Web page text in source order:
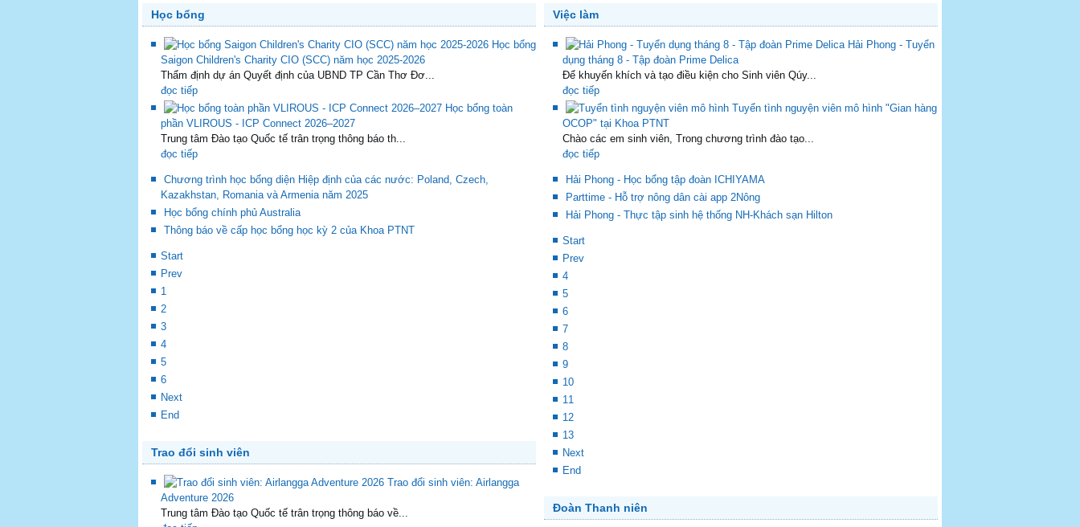
Học bổng
Học bổng
Saigon Children's Charity CIO (SCC) năm học 2025-2026
Thẩm định dự án Quyết định của UBND TP Cần Thơ Đơ...
đọc tiếp
Học bổng toàn
phần VLIROUS - ICP Connect 2026–2027
Trung tâm Đào tạo Quốc tế trân trọng thông báo th...
đọc tiếp
Chương trình học bổng diện Hiệp định của các nước: Poland, Czech,
Kazakhstan, Romania và Armenia năm 2025
Học bổng chính phủ Australia
Thông báo về cấp học bổng học kỳ 2 của Khoa PTNT
Start
Prev
1
2
3
4
5
6
Next
End
Trao đổi sinh viên
Trao đổi sinh viên: Airlangga
Adventure 2026
Trung tâm Đào tạo Quốc tế trân trọng thông báo về...
Việc làm
Hải Phong - Tuyển
dụng tháng 8 - Tập đoàn Prime Delica
Để khuyến khích và tạo điều kiện cho Sinh viên Qúy...
đọc tiếp
Tuyển tình nguyện viên mô hình "Gian hàng
OCOP" tại Khoa PTNT
Chào các em sinh viên, Trong chương trình đào tạo...
đọc tiếp
Hải Phong - Học bổng tập đoàn ICHIYAMA
Parttime - Hỗ trợ nông dân cài app 2Nông
Hải Phong - Thực tập sinh hệ thống NH-Khách sạn Hilton
Start
Prev
4
5
6
7
8
9
10
11
12
13
Next
End
Đoàn Thanh niên